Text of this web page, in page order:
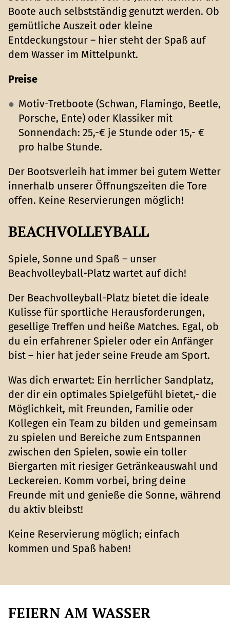
Boote auch selbstständig genutzt werden. Ob
gemütliche Auszeit oder kleine
Entdeckungstour – hier steht der Spaß auf
dem Wasser im Mittelpunkt.
Preise
Motiv-Tretboote (Schwan, Flamingo, Beetle,
Porsche, Ente) oder Klassiker mit
Sonnendach: 25,-€ je Stunde oder 15,- €
pro halbe Stunde.
Der Bootsverleih hat immer bei gutem Wetter
innerhalb unserer Öffnungszeiten die Tore
offen. Keine Reservierungen möglich!
BEACHVOLLEYBALL
Spiele, Sonne und Spaß – unser
Beachvolleyball-Platz wartet auf dich!
Der Beachvolleyball-Platz bietet die ideale
Kulisse für sportliche Herausforderungen,
gesellige Treffen und heiße Matches. Egal, ob
du ein erfahrener Spieler oder ein Anfänger
bist – hier hat jeder seine Freude am Sport.
Was dich erwartet: Ein herrlicher Sandplatz,
der dir ein optimales Spielgefühl bietet,- die
Möglichkeit, mit Freunden, Familie oder
Kollegen ein Team zu bilden und gemeinsam
zu spielen und Bereiche zum Entspannen
zwischen den Spielen, sowie ein toller
Biergarten mit riesiger Getränkeauswahl und
Leckereien. Komm vorbei, bring deine
Freunde mit und genieße die Sonne, während
du aktiv bleibst!
Keine Reservierung möglich; einfach
kommen und Spaß haben!
FEIERN AM WASSER